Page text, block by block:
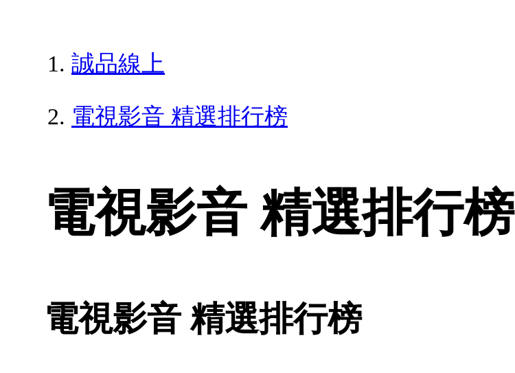
誠品線上
電視影音 精選排行榜
電視影音 精選排行榜
電視影音 精選排行榜